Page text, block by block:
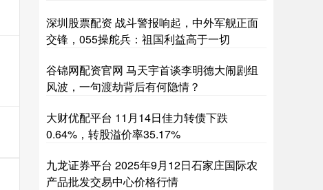
深圳股票配资 战斗警报响起，中外军舰正面
交锋，055操舵兵：祖国利益高于一切
谷锦网配资官网 马天宇首谈李明德大闹剧组
风波，一句渡劫背后有何隐情？
大财优配平台 11月14日佳力转债下跌
0.64%，转股溢价率35.17%
九龙证券平台 2025年9月12日石家庄国际农
产品批发交易中心价格行情